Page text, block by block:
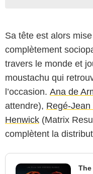
Sa tête est alors
complètement
travers le monde et
moustachu qui
l’occasion. Ana de
attendre), Regé-Jean
Henwick (Matrix
complètent la
The